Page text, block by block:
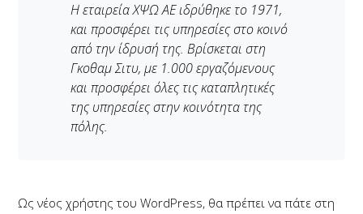
Η εταιρεία ΧΨΩ ΑΕ ιδρύθηκε το 1971,
και προσφέρει τις υπηρεσίες στο κοινό
από την ίδρυσή της. Βρίσκεται στη
Γκοθαμ Σιτυ, με 1.000 εργαζόμενους
και προσφέρει όλες τις καταπλητικές
της υπηρεσίες στην κοινότητα της
πόλης.
Ως νέος χρήστης του WordPress, θα πρέπει να πάτε στη